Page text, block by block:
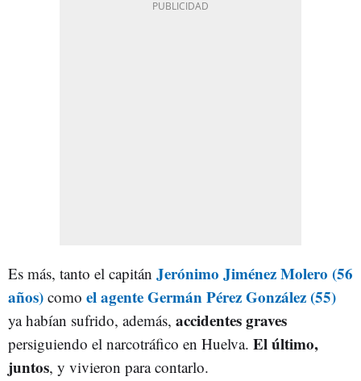
Es más, tanto el capitán Jerónimo Jiménez Molero (56
años) como el agente Germán Pérez González (55)
ya habían sufrido, además, accidentes graves
persiguiendo el narcotráfico en Huelva. El último,
juntos, y vivieron para contarlo.